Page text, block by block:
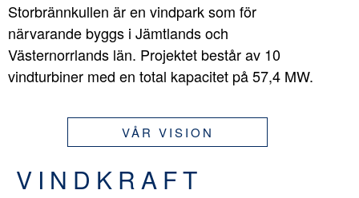
Storbrännkullen är en vindpark som för
närvarande byggs i Jämtlands och
Västernorrlands län. Projektet består av 10
vindturbiner med en total kapacitet på 57,4 MW.
VÅR VISION
VINDKRAFT